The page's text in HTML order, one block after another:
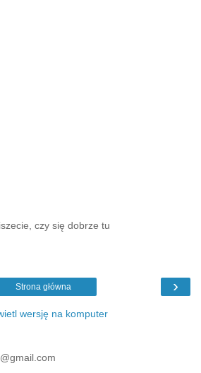
czy się dobrze tu
›
Strona główna
wersję na komputer